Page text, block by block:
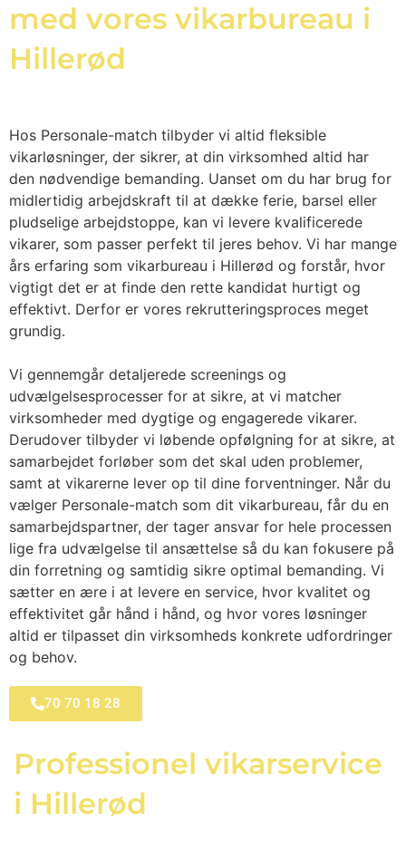
med vores vikarbureau i
Hillerød
Hos Personale-match tilbyder vi altid fleksible
vikarløsninger, der sikrer, at din virksomhed altid har
den nødvendige bemanding. Uanset om du har brug for
midlertidig arbejdskraft til at dække ferie, barsel eller
pludselige arbejdstoppe, kan vi levere kvalificerede
vikarer, som passer perfekt til jeres behov. Vi har mange
års erfaring som vikarbureau i Hillerød og forstår, hvor
vigtigt det er at finde den rette kandidat hurtigt og
effektivt. Derfor er vores rekrutteringsproces meget
grundig.
Vi gennemgår detaljerede screenings og
udvælgelsesprocesser for at sikre, at vi matcher
virksomheder med dygtige og engagerede vikarer.
Derudover tilbyder vi løbende opfølgning for at sikre, at
samarbejdet forløber som det skal uden problemer,
samt at vikarerne lever op til dine forventninger. Når du
vælger Personale-match som dit vikarbureau, får du en
samarbejdspartner, der tager ansvar for hele processen
lige fra udvælgelse til ansættelse så du kan fokusere på
din forretning og samtidig sikre optimal bemanding. Vi
sætter en ære i at levere en service, hvor kvalitet og
effektivitet går hånd i hånd, og hvor vores løsninger
altid er tilpasset din virksomheds konkrete udfordringer
og behov.
70 70 18 28
Professionel vikarservice
i Hillerød